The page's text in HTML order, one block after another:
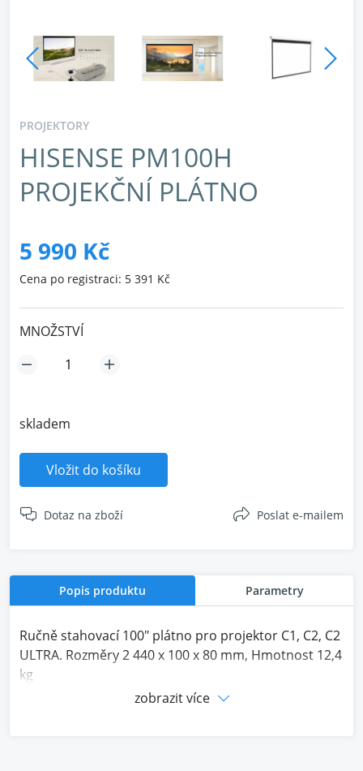
PROJEKTORY
HISENSE PM100H
PROJEKČNÍ PLÁTNO
5 990 Kč
Cena po registraci: 5 391 Kč
MNOŽSTVÍ
skladem
Vložit do košíku
Dotaz na zboží Poslat e-mailem
Popis produktu Parametry
Ručně stahovací 100" plátno pro projektor C1, C2, C2
ULTRA. Rozměry 2 440 x 100 x 80 mm, Hmotnost 12,4
kg
zobrazit více